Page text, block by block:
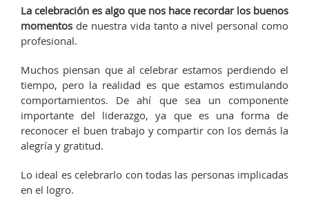
La celebración es algo que nos hace recordar los buenos
momentos de nuestra vida tanto a nivel personal como
profesional.
Muchos piensan que al celebrar estamos perdiendo el
tiempo, pero la realidad es que estamos estimulando
comportamientos. De ahí que sea un componente
importante del liderazgo, ya que es una forma de
reconocer el buen trabajo y compartir con los demás la
alegría y gratitud.
Lo ideal es celebrarlo con todas las personas implicadas
en el logro.